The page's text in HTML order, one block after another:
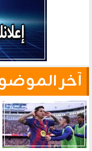
آخر